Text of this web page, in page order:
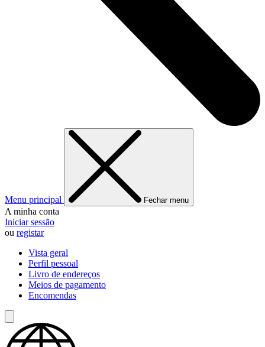
Menu principal Fechar menu
A minha conta
Iniciar sessão
ou registar
Vista geral
Perfil pessoal
Livro de endereços
Meios de pagamento
Encomendas